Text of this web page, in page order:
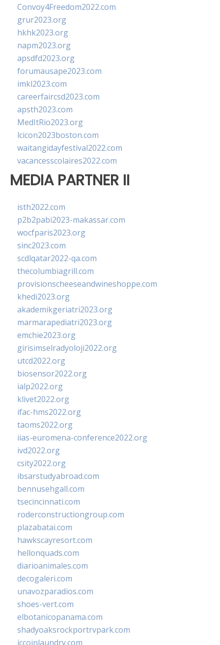
Convoy4Freedom2022.com
grur2023.org
hkhk2023.org
napm2023.org
apsdfd2023.org
forumausape2023.com
imkl2023.com
careerfaircsd2023.com
apsth2023.com
MedItRio2023.org
lcicon2023boston.com
waitangidayfestival2022.com
vacancesscolaires2022.com
MEDIA PARTNER II
isth2022.com
p2b2pabi2023-makassar.com
wocfparis2023.org
sinc2023.com
scdlqatar2022-qa.com
thecolumbiagrill.com
provisionscheeseandwineshoppe.com
khedi2023.org
akademikgeriatri2023.org
marmarapediatri2023.org
emchie2023.org
girisimselradyoloji2022.org
utcd2022.org
biosensor2022.org
ialp2022.org
klivet2022.org
ifac-hms2022.org
taoms2022.org
iias-euromena-conference2022.org
ivd2022.org
csity2022.org
ibsarstudyabroad.com
bennusehgall.com
tsecincinnati.com
roderconstructiongroup.com
plazabatai.com
hawkscayresort.com
hellonquads.com
diarioanimales.com
decogaleri.com
unavozparadios.com
shoes-vert.com
elbotanicopanama.com
shadyoaksrockportrvpark.com
jccoinlaundry.com